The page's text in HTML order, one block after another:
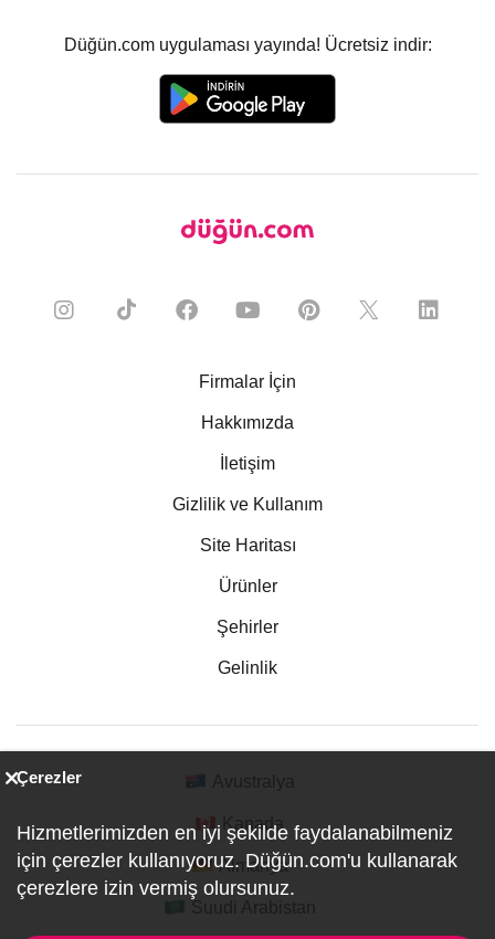
Düğün.com uygulaması yayında! Ücretsiz indir:
Firmalar İçin
Hakkımızda
İletişim
Gizlilik ve Kullanım
Site Haritası
Ürünler
Şehirler
Gelinlik
Kanada
Almanya
Çerezler
Hizmetlerimizden en iyi şekilde faydalanabilmeniz
için çerezler kullanıyoruz. Düğün.com'u kullanarak
çerezlere izin vermiş olursunuz.